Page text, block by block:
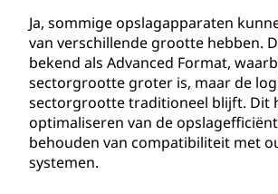
Ja, sommige opslagapparaten
van verschillende grootte hebben.
bekend als Advanced Format,
sectorgrootte groter is, maar de
sectorgrootte traditioneel blijft. Dit
optimaliseren van de
behouden van compatibiliteit met
systemen.